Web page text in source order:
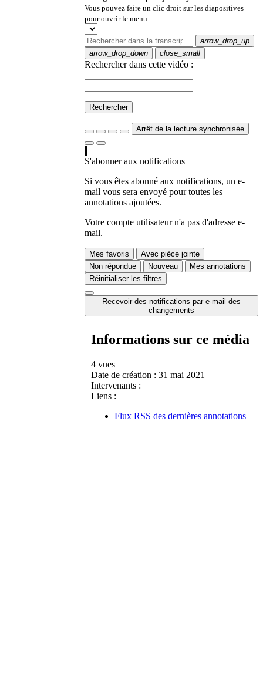
Vous pouvez faire un clic droit sur les diapositives
pour ouvrir le menu
arrow_drop_up
arrow_drop_down
close_small
Rechercher dans cette vidéo :
Rechercher
Arrêt de la lecture synchronisée
S'abonner aux notifications
Si vous êtes abonné aux notifications, un e-
mail vous sera envoyé pour toutes les
annotations ajoutées.
Votre compte utilisateur n'a pas d'adresse e-
mail.
Mes favoris
Avec pièce jointe
Non répondue
Nouveau
Mes annotations
Réinitialiser les filtres
Recevoir des notifications par e-mail des
changements
Informations sur ce média
4 vues
Date de création : 31 mai 2021
Intervenants :
Liens :
Flux RSS des dernières annotations